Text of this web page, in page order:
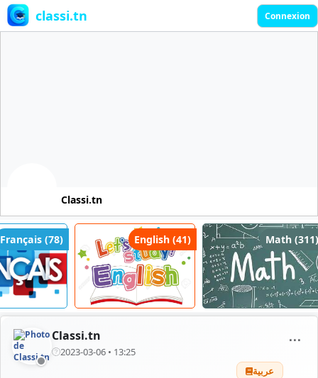
classi.tn Connexion
Classi.tn
(78) English (41) Math (311)
Classi.tn
2023-03-06 • 13:25
عربية
⋯